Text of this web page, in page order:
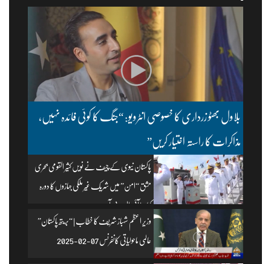
بلاول بھٹو زرداری کا خصوصی انٹرویو: “جنگ کا کوئی فائدہ نہیں،
مذاکرات کا راستہ اختیار کریں”
پاکستان نیوی کے چیف نے نویں کثیر القومی بحری
مشق “امن” میں شریک غیر ملکی جہازوں کا دورہ
کیا۔ | آئی ایس پی آر
وزیرِ اعظم شہباز شریف کا خطاب | “بریتھ پاکستان”
عالمی ماحولیاتی کانفرنس 07-02-2025